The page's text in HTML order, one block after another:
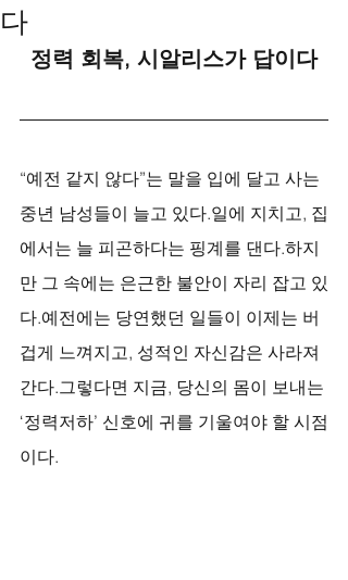
다
정력 회복, 시알리스가 답이다
“예전 같지 않다”는 말을 입에 달고 사는
중년 남성들이 늘고 있다.일에 지치고, 집
에서는 늘 피곤하다는 핑계를 댄다.하지
만 그 속에는 은근한 불안이 자리 잡고 있
다.예전에는 당연했던 일들이 이제는 버
겁게 느껴지고, 성적인 자신감은 사라져
간다.그렇다면 지금, 당신의 몸이 보내는
‘정력저하’ 신호에 귀를 기울여야 할 시점
이다.